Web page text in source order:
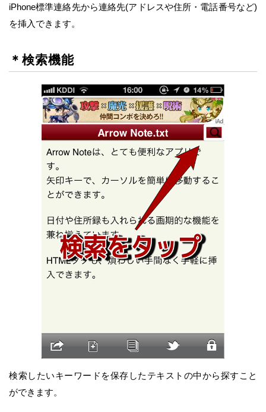
iPhone標準連絡先から連絡先(アドレスや住所・電話番号など)
を挿入できます。
＊検索機能
検索したいキーワードを保存したテキストの中から探すこと
ができます。